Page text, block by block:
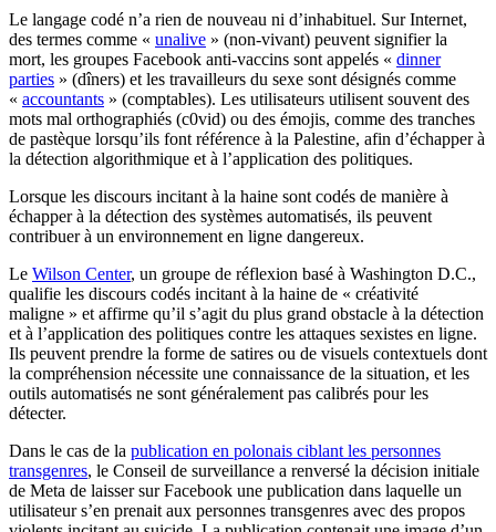
Le langage codé n’a rien de nouveau ni d’inhabituel. Sur Internet,
des termes comme « unalive » (non-vivant) peuvent signifier la
mort, les groupes Facebook anti-vaccins sont appelés « dinner
parties » (dîners) et les travailleurs du sexe sont désignés comme
« accountants » (comptables). Les utilisateurs utilisent souvent des
mots mal orthographiés (c0vid) ou des émojis, comme des tranches
de pastèque lorsqu’ils font référence à la Palestine, afin d’échapper à
la détection algorithmique et à l’application des politiques.
Lorsque les discours incitant à la haine sont codés de manière à
échapper à la détection des systèmes automatisés, ils peuvent
contribuer à un environnement en ligne dangereux.
Le Wilson Center, un groupe de réflexion basé à Washington D.C.,
qualifie les discours codés incitant à la haine de « créativité
maligne » et affirme qu’il s’agit du plus grand obstacle à la détection
et à l’application des politiques contre les attaques sexistes en ligne.
Ils peuvent prendre la forme de satires ou de visuels contextuels dont
la compréhension nécessite une connaissance de la situation, et les
outils automatisés ne sont généralement pas calibrés pour les
détecter.
Dans le cas de la publication en polonais ciblant les personnes
transgenres, le Conseil de surveillance a renversé la décision initiale
de Meta de laisser sur Facebook une publication dans laquelle un
utilisateur s’en prenait aux personnes transgenres avec des propos